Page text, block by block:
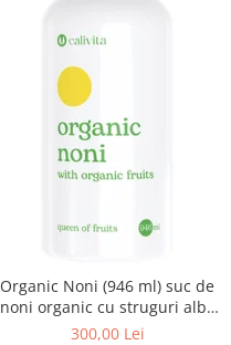
Organic Noni (946 ml) suc de
noni organic cu struguri albi,
cireşe negre şi rodii organice
300,00 Lei